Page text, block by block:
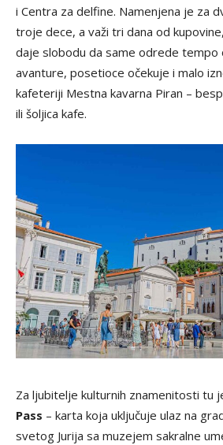
i Centra za delfine. Namenjena je za
troje dece, a važi tri dana od
daje slobodu da same odrede tempo
avanture, posetioce očekuje i malo
kafeteriji Mestna kavarna Piran –
ili šoljica kafe.
Za ljubitelje kulturnih znamenitosti tu
Pass – karta koja uključuje ulaz na
svetog Jurija sa muzejem sakralne